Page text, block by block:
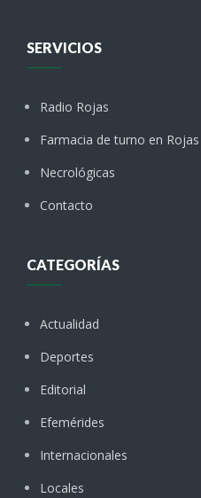
SERVICIOS
Radio Rojas
Farmacia de turno en Rojas
Necrológicas
Contacto
CATEGORÍAS
Actualidad
Deportes
Editorial
Efemérides
Internacionales
Locales